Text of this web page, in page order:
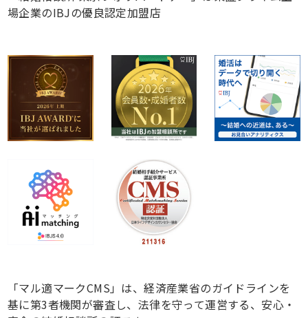
場企業のIBJの優良認定加盟店
「マル適マークCMS」は、経済産業省のガイドラインを
基に第3者機関が審査し、法律を守って運営する、安心・